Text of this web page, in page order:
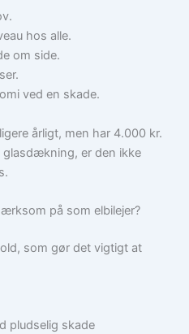
hos alle.
om side.
ved en skade.
årligt, men har 4.000 kr.
glasdækning, er den ikke
på som elbilejer?
som gør det vigtigt at
pludselig skade